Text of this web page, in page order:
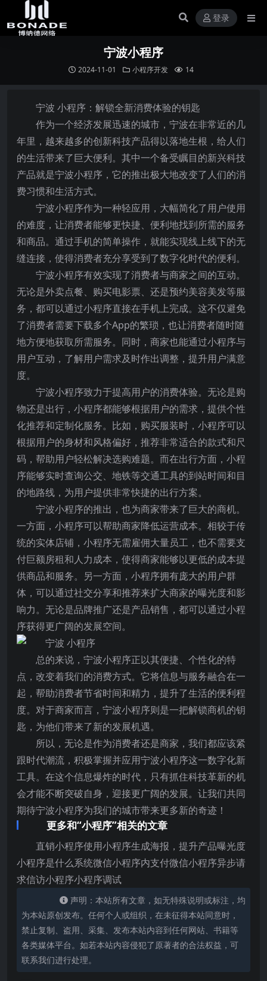
登录
宁波小程序
2024-11-01 小程序开发 14
宁波 小程序：解锁全新消费体验的钥匙
作为一个经济发展迅速的城市，宁波在非常近的几
年里，越来越多的创新科技产品得以落地生根，给人们
的生活带来了巨大便利。其中一个备受瞩目的新兴科技
产品就是宁波小程序，它的推出极大地改变了人们的消
费习惯和生活方式。
宁波小程序作为一种轻应用，大幅简化了用户使用
的难度，让消费者能够更快捷、便利地找到所需的服务
和商品。通过手机的简单操作，就能实现线上线下的无
缝连接，使得消费者充分享受到了数字化时代的便利。
宁波小程序有效实现了消费者与商家之间的互动。
无论是外卖点餐、购买电影票、还是预约美容美发等服
务，都可以通过小程序直接在手机上完成。这不仅避免
了消费者需要下载多个App的繁琐，也让消费者随时随
地方便地获取所需服务。同时，商家也能通过小程序与
用户互动，了解用户需求及时作出调整，提升用户满意
度。
宁波小程序致力于提高用户的消费体验。无论是购
物还是出行，小程序都能够根据用户的需求，提供个性
化推荐和定制化服务。比如，购买服装时，小程序可以
根据用户的身材和风格偏好，推荐非常适合的款式和尺
码，帮助用户轻松解决选购难题。而在出行方面，小程
序能够实时查询公交、地铁等交通工具的到站时间和目
的地路线，为用户提供非常快捷的出行方案。
宁波小程序的推出，也为商家带来了巨大的商机。
一方面，小程序可以帮助商家降低运营成本。相较于传
统的实体店铺，小程序无需雇佣大量员工，也不需要支
付巨额房租和人力成本，使得商家能够以更低的成本提
供商品和服务。另一方面，小程序拥有庞大的用户群
体，可以通过社交分享和推荐来扩大商家的曝光度和影
响力。无论是品牌推广还是产品销售，都可以通过小程
序获得更广阔的发展空间。
总的来说，宁波小程序正以其便捷、个性化的特
点，改变着我们的消费方式。它将信息与服务融合在一
起，帮助消费者节省时间和精力，提升了生活的便利程
度。对于商家而言，宁波小程序则是一把解锁商机的钥
匙，为他们带来了新的发展机遇。
所以，无论是作为消费者还是商家，我们都应该紧
跟时代潮流，积极掌握并应用宁波小程序这一数字化新
工具。在这个信息爆炸的时代，只有抓住科技革新的机
会才能不断突破自身，迎接更广阔的发展。让我们共同
期待宁波小程序为我们的城市带来更多新的奇迹！
更多和“小程序”相关的文章
直销小程序使用小程序生成海报，提升产品曝光度
小程序是什么系统微信小程序内支付微信小程序异步请
求信访小程序小程序调试
声明：本站所有文章，如无特殊说明或标注，均
为本站原创发布。任何个人或组织，在未征得本站同意时，
禁止复制、盗用、采集、发布本站内容到任何网站、书籍等
各类媒体平台。如若本站内容侵犯了原著者的合法权益，可
联系我们进行处理。